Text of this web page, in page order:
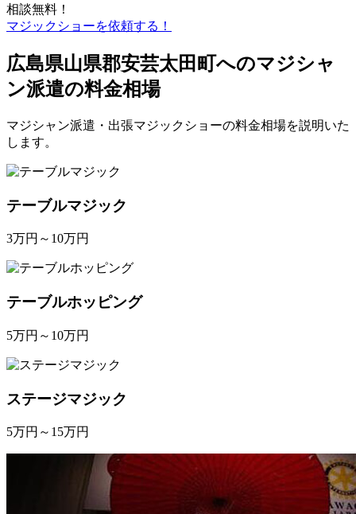
相談無料！
マジックショーを依頼する！
広島県山県郡安芸太田町へのマジシャ
ン派遣の料金相場
マジシャン派遣・出張マジックショーの料金相場を説明いた
します。
テーブルマジック
3万円～10万円
テーブルホッピング
5万円～10万円
ステージマジック
5万円～15万円